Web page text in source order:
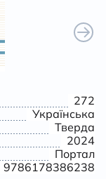
272
Українська
Тверда
2024
Портал
9786178386238